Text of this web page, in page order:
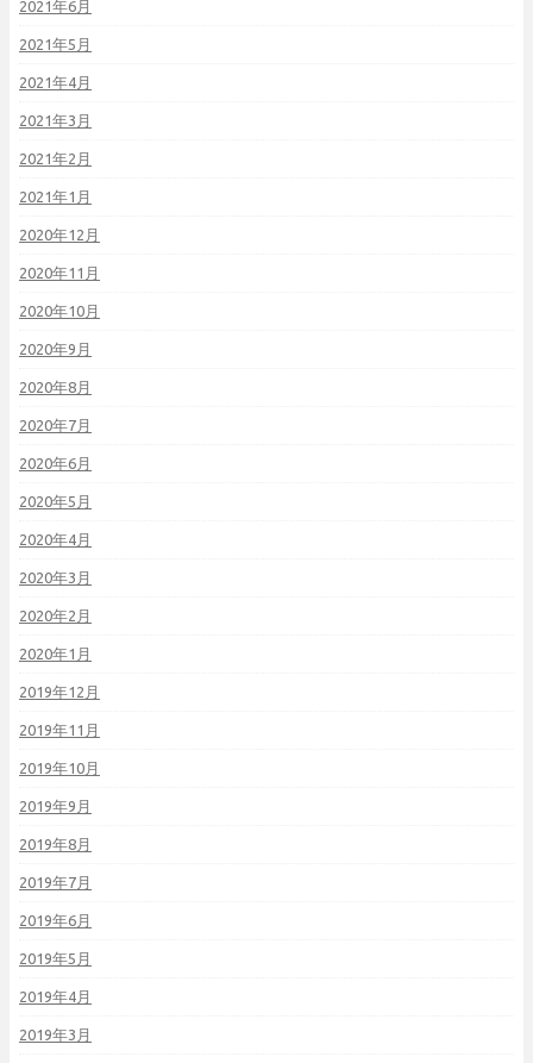
2021年6月
2021年5月
2021年4月
2021年3月
2021年2月
2021年1月
2020年12月
2020年11月
2020年10月
2020年9月
2020年8月
2020年7月
2020年6月
2020年5月
2020年4月
2020年3月
2020年2月
2020年1月
2019年12月
2019年11月
2019年10月
2019年9月
2019年8月
2019年7月
2019年6月
2019年5月
2019年4月
2019年3月